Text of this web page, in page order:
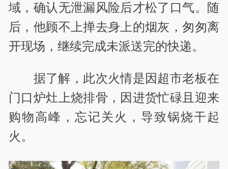
域，确认无泄漏风险后才松了口气。随
后，他顾不上掸去身上的烟灰，匆匆离
开现场，继续完成未派送完的快递。
据了解，此次火情是因超市老板在
门口炉灶上烧排骨，因进货忙碌且迎来
购物高峰，忘记关火，导致锅烧干起
火。